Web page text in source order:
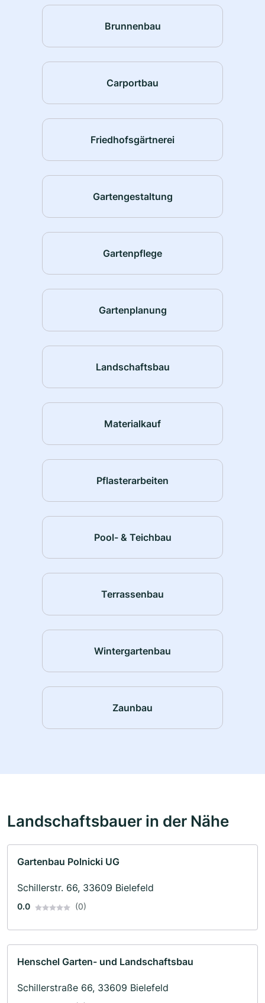
Brunnenbau
Carportbau
Friedhofsgärtnerei
Gartengestaltung
Gartenpflege
Gartenplanung
Landschaftsbau
Materialkauf
Pflasterarbeiten
Pool- & Teichbau
Terrassenbau
Wintergartenbau
Zaunbau
Landschaftsbauer in der Nähe
Gartenbau Polnicki UG
Schillerstr. 66, 33609 Bielefeld
0.0 (0)
Henschel Garten- und Landschaftsbau
Schillerstraße 66, 33609 Bielefeld